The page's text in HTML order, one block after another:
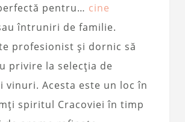
pentru… cine
întruniri de familie.
profesionist și dornic să
privire la selecția de
vinuri. Acesta este un loc în
spiritul Cracoviei în timp